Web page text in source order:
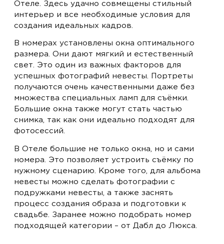
Отеле. Здесь удачно совмещены стильный
интерьер и все необходимые условия для
создания идеальных кадров.
В номерах установлены окна оптимального
размера. Они дают мягкий и естественный
свет. Это один из важных факторов для
успешных фотографий невесты. Портреты
получаются очень качественными даже без
множества специальных ламп для съёмки.
Большие окна также могут стать частью
снимка, так как они идеально подходят для
фотосессий.
В Отеле большие не только окна, но и сами
номера. Это позволяет устроить съёмку по
нужному сценарию. Кроме того, для альбома
невесты можно сделать фотографии с
подружками невесты, а также заснять
процесс создания образа и подготовки к
свадьбе. Заранее можно подобрать номер
подходящей категории – от Дабл до Люкса.